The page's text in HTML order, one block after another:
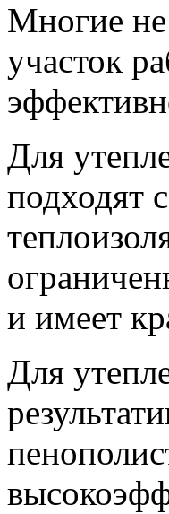
Многие
участок
Для
подходят
и имеет
Для